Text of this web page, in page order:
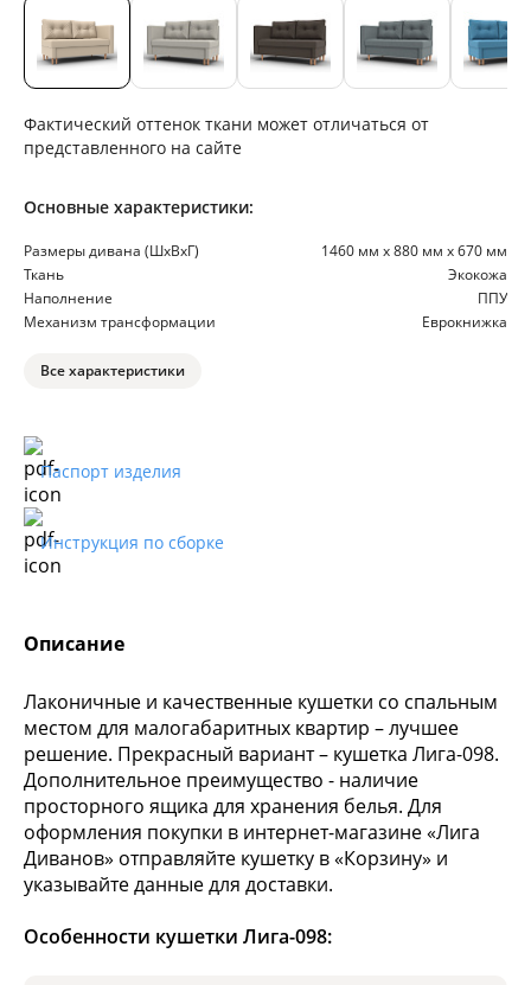
Описание
Лаконичные и качественные кушетки со спальным
местом для малогабаритных квартир – лучшее
решение. Прекрасный вариант – кушетка Лига-098.
Дополнительное преимущество - наличие
просторного ящика для хранения белья. Для
оформления покупки в интернет-магазине «Лига
Диванов» отправляйте кушетку в «Корзину» и
указывайте данные для доставки.
Особенности кушетки Лига-098:
Фактический оттенок ткани может отличаться от
представленного на сайте
Основные характеристики:
Размеры дивана (ШхВхГ)
1460 мм х 880 мм х 670 мм
Ткань
Экокожа
Наполнение
ППУ
Механизм трансформации
Еврокнижка
Все характеристики
Паспорт изделия
Инструкция по сборке